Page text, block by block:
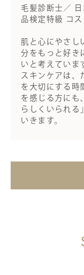
毛髪診断士／
品検定特級 コス
肌と心にやさし
分をもっと好き
いと考えていま
スキンケアは、
を大切にする時
を感じる方にも
らしくいられる
いきます。